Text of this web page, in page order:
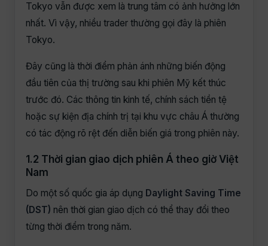
Tokyo vẫn được xem là trung tâm có ảnh hưởng lớn
nhất. Vì vậy, nhiều trader thường gọi đây là phiên
Tokyo.
Đây cũng là thời điểm phản ánh những biến động
đầu tiên của thị trường sau khi phiên Mỹ kết thúc
trước đó. Các thông tin kinh tế, chính sách tiền tệ
hoặc sự kiện địa chính trị tại khu vực châu Á thường
có tác động rõ rệt đến diễn biến giá trong phiên này.
1.2 Thời gian giao dịch phiên Á theo giờ Việt
Nam
Do một số quốc gia áp dụng Daylight Saving Time
(DST) nên thời gian giao dịch có thể thay đổi theo
từng thời điểm trong năm.